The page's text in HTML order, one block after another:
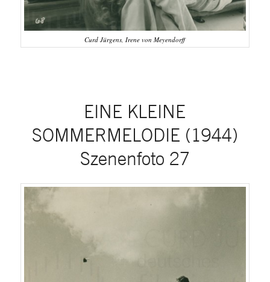
Curd Jürgens, Irene von Meyendorff
EINE KLEINE
SOMMERMELODIE (1944)
Szenenfoto 27